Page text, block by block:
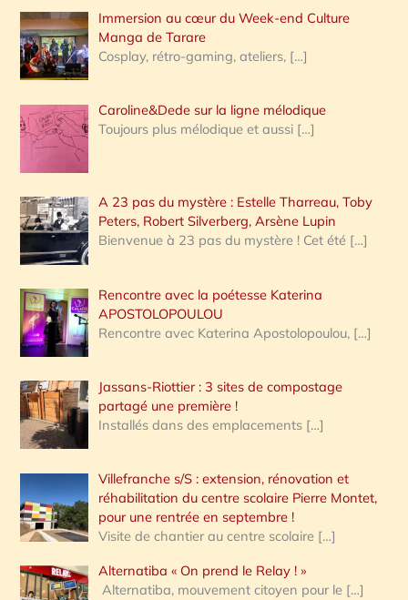
:
Immersion au cœur du Week-end Culture
Manga de Tarare
Cosplay, rétro-gaming, ateliers, […]
Caroline&Dede sur la ligne mélodique
Toujours plus mélodique et aussi […]
A 23 pas du mystère : Estelle Tharreau, Toby
Peters, Robert Silverberg, Arsène Lupin
Bienvenue à 23 pas du mystère ! Cet été […]
Rencontre avec la poétesse Katerina
APOSTOLOPOULOU
Rencontre avec Katerina Apostolopoulou, […]
Jassans-Riottier : 3 sites de compostage
partagé une première !
Installés dans des emplacements […]
Villefranche s/S : extension, rénovation et
réhabilitation du centre scolaire Pierre Montet,
pour une rentrée en septembre !
Visite de chantier au centre scolaire […]
Alternatiba « On prend le Relay ! »
Alternatiba, mouvement citoyen pour le […]